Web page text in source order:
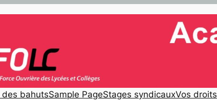
des bahutsSample PageStages syndicauxVos droits